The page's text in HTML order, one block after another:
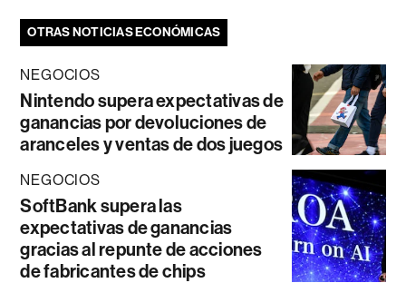
OTRAS NOTICIAS ECONÓMICAS
NEGOCIOS
Nintendo supera expectativas de
ganancias por devoluciones de
aranceles y ventas de dos juegos
NEGOCIOS
SoftBank supera las
expectativas de ganancias
gracias al repunte de acciones
de fabricantes de chips